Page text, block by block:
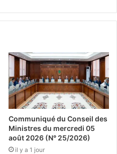
Communiqué du Conseil des
Ministres du mercredi 05
août 2026 (N° 25/2026)
il y a 1 jour